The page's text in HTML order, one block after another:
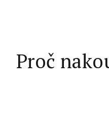
Proč